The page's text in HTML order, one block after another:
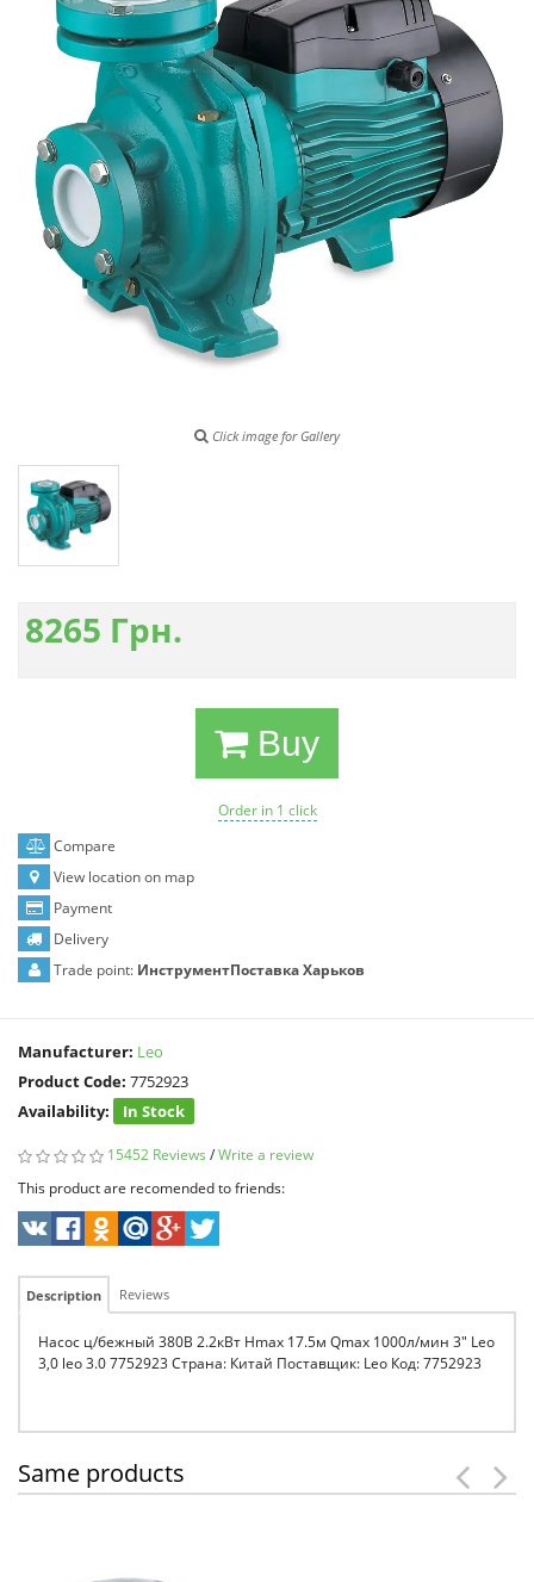
Click image for Gallery
8265 Грн.
Buy
Order in 1 click
Compare
View location on map
Payment
Delivery
Trade point: ИнструментПоставка Харьков
Manufacturer: Leo
Product Code: 7752923
Availability:
In Stock
15452 Reviews /Write a review
This product are recomended to friends:
Description Reviews
Насос ц/бежный 380В 2.2кВт Hmax 17.5м Qmax 1000л/мин 3" Leo
3,0 leo 3.0 7752923 Страна: Китай Поставщик: Leo Код: 7752923
Same products